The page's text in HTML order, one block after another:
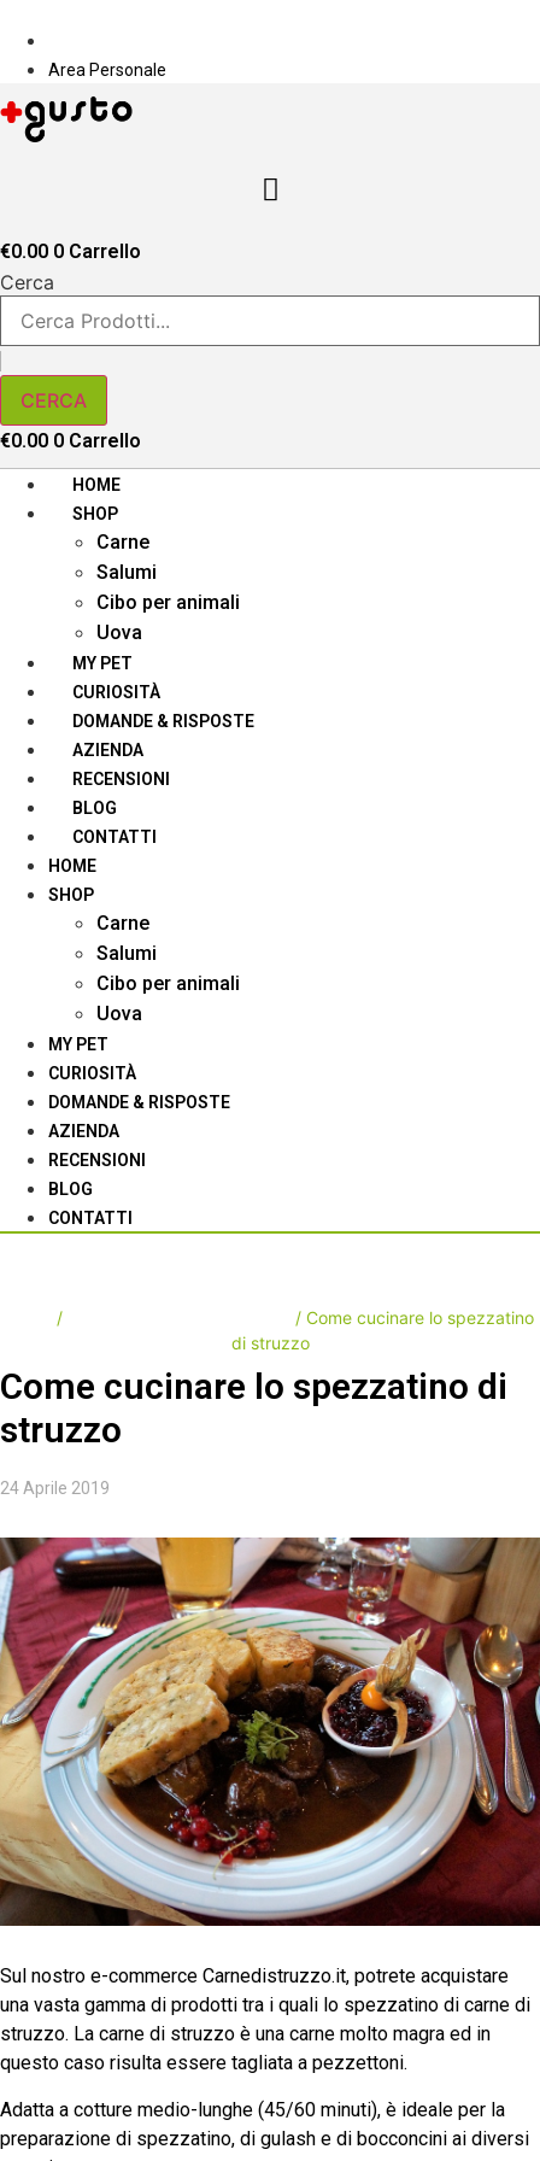
contenutoArea Personale
€0.00 0 Carrello
Cerca
CERCA
€0.00 0 Carrello
HOME
SHOP
Carne
Salumi
Cibo per animali
Uova
MY PET
CURIOSITÀ
DOMANDE & RISPOSTE
AZIENDA
RECENSIONI
BLOG
CONTATTI
HOME
SHOP
Carne
Salumi
Cibo per animali
Uova
MY PET
CURIOSITÀ
DOMANDE & RISPOSTE
AZIENDA
RECENSIONI
BLOG
CONTATTI
/
/ Come cucinare lo spezzatino
di struzzo
Come cucinare lo spezzatino di
struzzo
24 Aprile 2019
Sul nostro e-commerce Carnedistruzzo.it, potrete acquistare
una vasta gamma di prodotti tra i quali lo spezzatino di carne di
struzzo. La carne di struzzo è una carne molto magra ed in
questo caso risulta essere tagliata a pezzettoni.
Adatta a cotture medio-lunghe (45/60 minuti), è ideale per la
preparazione di spezzatino, di gulash e di bocconcini ai diversi